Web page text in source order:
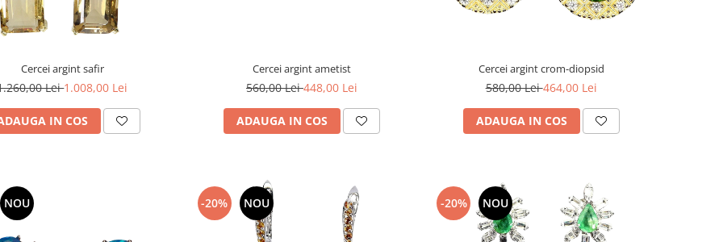
Cercei argint safir
Lei1.008,00 Lei
IN COS
Cercei argint ametist
560,00 Lei448,00 Lei
ADAUGA IN COS
Cercei argint crom-diopsid
580,00 Lei464,00 Lei
ADAUGA IN COS
NOU -20% NOU -20% NOU